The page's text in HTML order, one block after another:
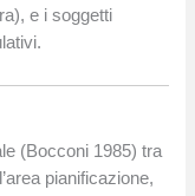
e i soggetti
(Bocconi 1985) tra
pianificazione,